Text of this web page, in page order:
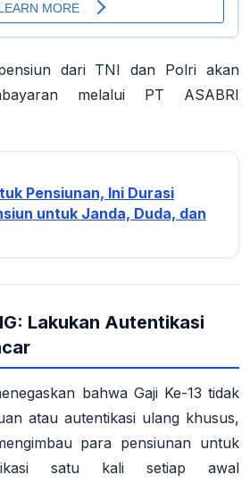
dari TNI dan Polri akan
melalui PT ASABRI
Pensiunan, Ini Durasi
untuk Janda, Duda, dan
Lakukan Autentikasi
bahwa Gaji Ke-13 tidak
atau autentikasi ulang khusus,
para pensiunan untuk
satu kali setiap awal